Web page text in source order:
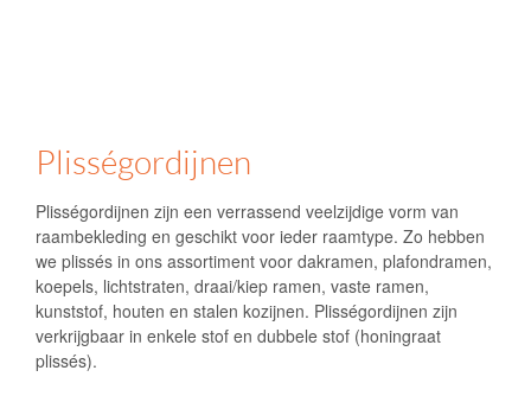
Plisségordijnen
Plisségordijnen zijn een verrassend veelzijdige vorm van
raambekleding en geschikt voor ieder raamtype. Zo hebben
we plissés in ons assortiment voor dakramen, plafondramen,
koepels, lichtstraten, draai/kiep ramen, vaste ramen,
kunststof, houten en stalen kozijnen. Plisségordijnen zijn
verkrijgbaar in enkele stof en dubbele stof (honingraat
plissés).